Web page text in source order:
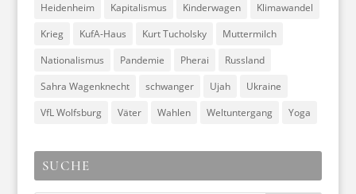
Heidenheim
Kapitalismus Kinderwagen
Klimawandel
Krieg
KufA-Haus Kurt Tucholsky
Muttermilch
Nationalismus
Pandemie Pherai
Russland
Sahra Wagenknecht
schwanger Ujah
Ukraine
VfL Wolfsburg
Väter Wahlen Weltuntergang Yoga
SUCHE